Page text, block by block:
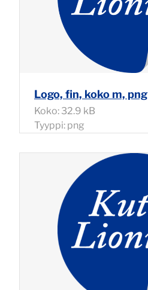
Logo, fin, koko m, png
Koko: 32.9 kB
Tyyppi: png